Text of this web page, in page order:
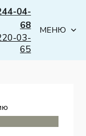
04-
68
03-
65
МЕНЮ